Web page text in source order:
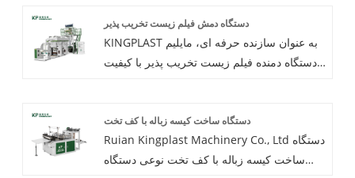
دستگاه دمش فیلم زیست تخریب پذیر
KINGPLAST به عنوان سازنده حرفه ای، مایلیم
دستگاه دمنده فیلم زیست تخریب پذیر با کیفیت
خواهیم داد.
دستگاه ساخت کیسه زباله با کف تخت
Ruian Kingplast Machinery Co., Ltd دستگاه
ساخت کیسه زباله با کف تخت نوعی دستگاه